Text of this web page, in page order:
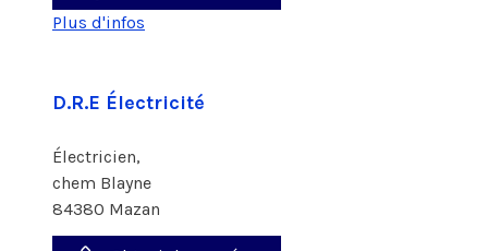
Plus d'infos
D.R.E Électricité
Électricien,
chem Blayne
84380 Mazan